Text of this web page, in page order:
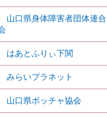
山口県身体障害者団体連合
はあとふりぃ下関
みらいプラネット
山口県ボッチャ協会